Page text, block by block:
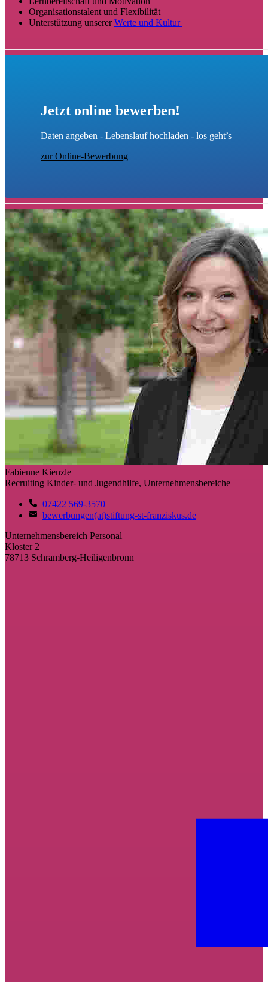
Organisationstalent und Flexibilität
Unterstützung unsererWerte und Kultur
Jetzt online bewerben!
Daten angeben - Lebenslauf hochladen - los geht’s
zur Online-Bewerbung
Fabienne Kienzle
Recruiting Kinder- und Jugendhilfe, Unternehmensbereiche
07422 569-3570
bewerbungen(at)stiftung-st-franziskus.de
Unternehmensbereich Personal
Kloster 2
78713 Schramberg-Heiligenbronn